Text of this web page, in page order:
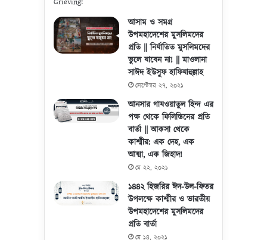
আসাম ও সমগ্র
উপমহাদেশের মুসলিমদের
প্রতি || নির্যাতিত মুসলিমদের
ভুলে যাবেন না! || মাওলানা
সাঈদ ইউসুফ হাফিযাহুল্লাহ
সেপ্টেম্বর ২৭, ২০২১
আনসার গাযওয়াতুল হিন্দ এর
পক্ষ থেকে ফিলিস্তিনের প্রতি
বার্তা || আকসা থেকে
কাশ্মীর: এক দেহ, এক
আত্মা, এক জিহাদ!
মে ২২, ২০২১
১৪৪২ হিজরির ঈদ-উল-ফিতর
উপলক্ষে কাশ্মীর ও ভারতীয়
উপমহাদেশের মুসলিমদের
প্রতি বার্তা
মে ১৪, ২০২১